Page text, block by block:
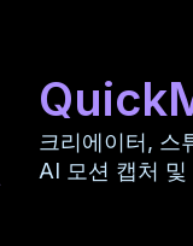
크리에이터, 스
AI 모션 캡처